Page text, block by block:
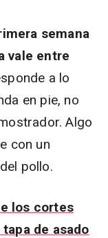
semana
vale entre
a lo
en pie, no
Algo
con un
pollo.
los cortes
de asado